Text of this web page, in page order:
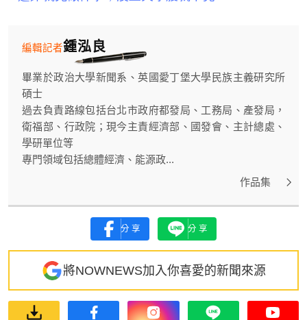
鍾泓良
編輯記者
畢業於政治大學新聞系、英國愛丁堡大學民族主義研究所
碩士
過去負責路線包括台北市政府都發局、工務局、產發局，
衛福部、行政院；現今主責經濟部、國發會、主計總處、
學研單位等
專門領域包括總體經濟、能源政...
作品集
分享 分享
將NOWNEWS加入你喜愛的新聞來源